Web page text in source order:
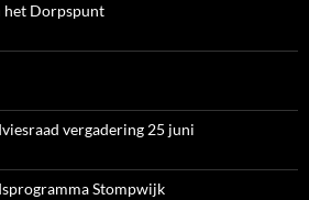
het Dorpspunt
vergadering 25 juni
Stompwijk